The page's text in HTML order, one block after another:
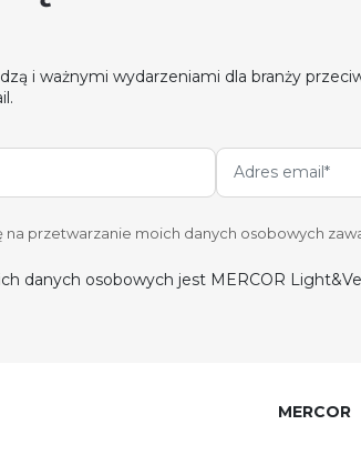
i ważnymi wydarzeniami dla branży
na przetwarzanie moich danych osobowych
danych osobowych jest MERCOR
MERCOR